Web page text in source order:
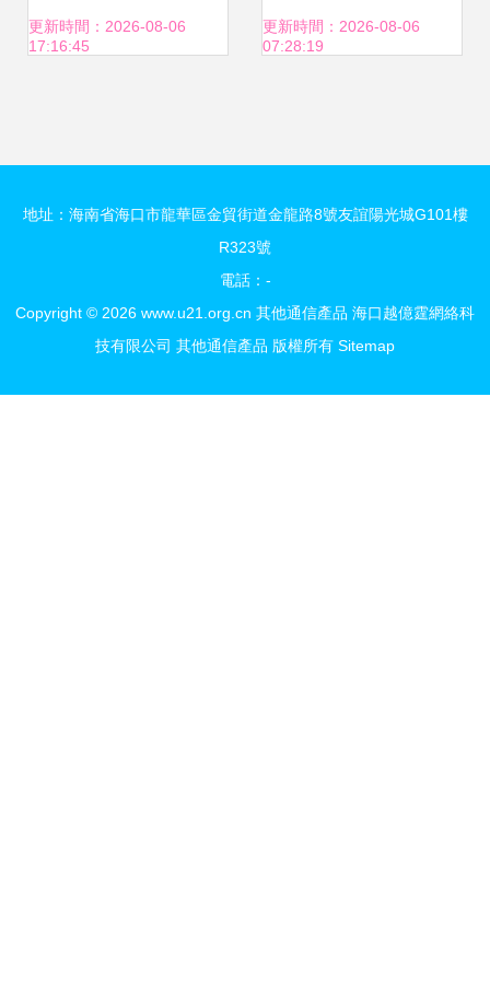
體驗展示空間
更新時間：2026-08-06
17:16:45
與通信產品綜合列
更新時間：2026-08-06
07:28:19
地址：海南省海口市龍華區金貿街道金龍路8號友誼陽光城G101樓
R323號
電話：-
Copyright © 2026 www.u21.org.cn 其他通信產品 海口越億霆網絡科
技有限公司 其他通信產品 版權所有 Sitemap